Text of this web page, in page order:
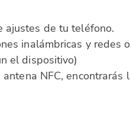
ajustes de tu teléfono.
inalámbricas y redes
el dispositivo)
NFC, encontrarás